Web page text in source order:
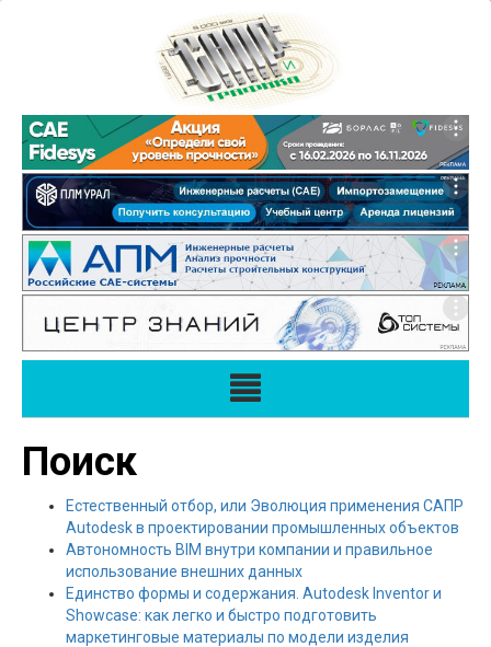
Поиск
Естественный отбор, или Эволюция применения САПР
Autodesk в проектировании промышленных объектов
Автономность BIM внутри компании и правильное
использование внешних данных
Единство формы и содержания. Autodesk Inventor и
Showcase: как легко и быстро подготовить
маркетинговые материалы по модели изделия